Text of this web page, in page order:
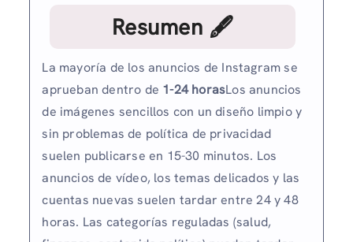
Resumen 🖋
La mayoría de los anuncios de Instagram se
aprueban dentro de 1-24 horasLos anuncios
de imágenes sencillos con un diseño limpio y
sin problemas de política de privacidad
suelen publicarse en 15-30 minutos. Los
anuncios de vídeo, los temas delicados y las
cuentas nuevas suelen tardar entre 24 y 48
horas. Las categorías reguladas (salud,